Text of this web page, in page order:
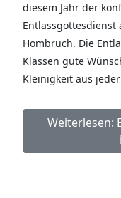
diesem Jahr der
Entlassgottesdienst
Hombruch. Die
Klassen gute
Kleinigkeit aus
Weiterlesen: